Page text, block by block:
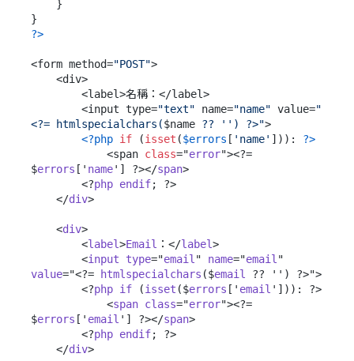
?>
<form method="POST">
        <input type=
"text" name="name" value="
<?= htmlspecialchars($name ?? '') ?>">
<?php if (isset ($errors [ 'name' ])): ?>
            <span
class="error"><?=
$errors [' name'] ?></span>
        <?
php endif; ?>
    </
div>
    <
div>
        <
label>Email ：</label>
        <
input type="email " name="email
value="<?= htmlspecialchars ($email
?? '') ?>">
        <?
php if (isset ($errors [' email '])): ?>
            <
span class="error"><?=
$errors [' email '] ?></span>
        <?
php endif; ?>
    </
div>